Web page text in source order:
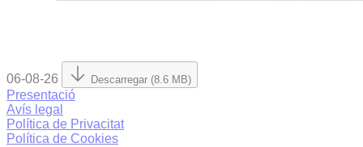
06-08-26 Descarregar (8.6 MB)
Presentació
Avís legal
Política de Privacitat
Política de Cookies